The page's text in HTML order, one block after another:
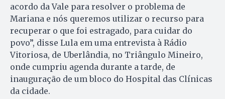
acordo da Vale para resolver o problema de
Mariana e nós queremos utilizar o recurso para
recuperar o que foi estragado, para cuidar do
povo”, disse Lula em uma entrevista à Rádio
Vitoriosa, de Uberlândia, no Triângulo Mineiro,
onde cumpriu agenda durante a tarde, de
inauguração de um bloco do Hospital das Clínicas
da cidade.